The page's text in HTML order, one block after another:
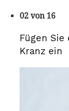
02 von 16
Fügen
Kranz ein